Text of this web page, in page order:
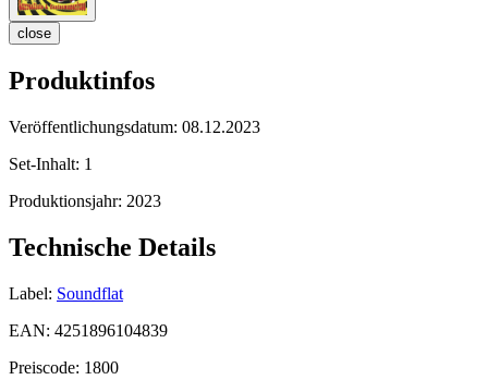
close
Produktinfos
Veröffentlichungsdatum: 08.12.2023
Set-Inhalt: 1
Produktionsjahr: 2023
Technische Details
Label: Soundflat
EAN: 4251896104839
Preiscode: 1800